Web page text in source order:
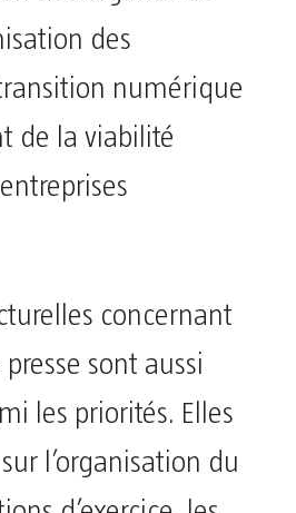
des
numérique
de la viabilité
concernant
sont aussi
les priorités. Elles
l’organisation du